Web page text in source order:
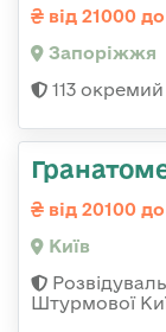
від 21000
Запоріжжя
113
від 20100
Київ
Штурмової